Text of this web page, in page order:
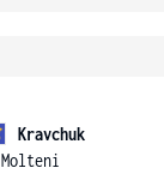
Kravchuk
Molteni